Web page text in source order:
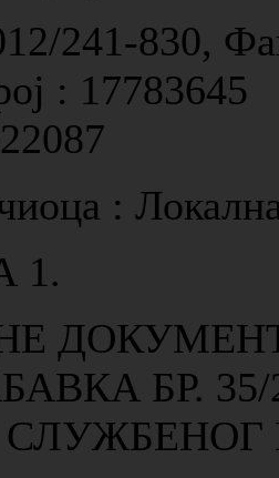
241-830,
: 17783645
:
1.
БР. 35/